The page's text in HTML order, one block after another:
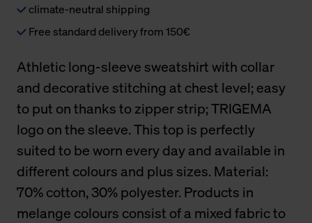
climate-neutral shipping
Free standard delivery from 150€
Athletic long-sleeve sweatshirt with collar
and decorative stitching at chest level; easy
to put on thanks to zipper strip; TRIGEMA
logo on the sleeve. This top is perfectly
suited to be worn every day and available in
different colours and plus sizes. Material:
70% cotton, 30% polyester. Products in
melange colours consist of a mixed fabric to